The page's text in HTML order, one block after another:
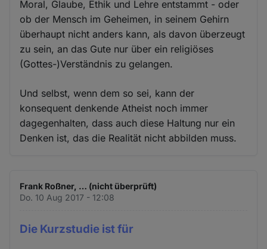
Moral, Glaube, Ethik und Lehre entstammt - oder
ob der Mensch im Geheimen, in seinem Gehirn
überhaupt nicht anders kann, als davon überzeugt
zu sein, an das Gute nur über ein religiöses
(Gottes-)Verständnis zu gelangen.
Und selbst, wenn dem so sei, kann der
konsequent denkende Atheist noch immer
dagegenhalten, dass auch diese Haltung nur ein
Denken ist, das die Realität nicht abbilden muss.
Frank Roßner, … (nicht überprüft)
Do. 10 Aug 2017 - 12:08
Die Kurzstudie ist für